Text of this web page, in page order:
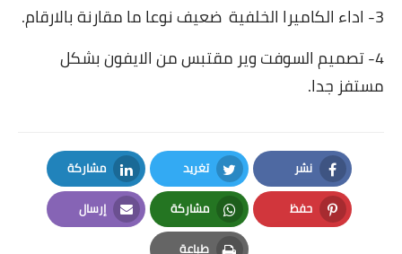
3- اداء الكاميرا الخلفية ضعيف نوعا ما مقارنة بالارقام.
4- تصميم السوفت وير مقتبس من الايفون بشكل
مستفز جدا.
نشر
Facebook
تغريد
Twitter
مشاركة
LinkedIn
حفظ
Pinterest
مشاركة
Whatsapp
إرسال
Email
طباعة